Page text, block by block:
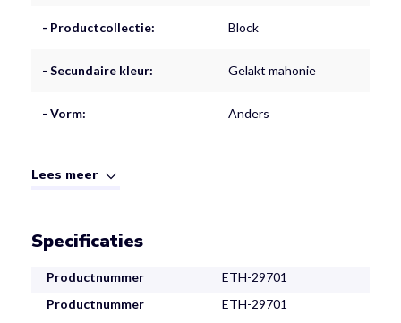
- Productcollectie: Block
- Secundaire kleur: Gelakt mahonie
- Vorm: Anders
Lees meer
Specificaties
Productnummer
ETH-29701
Productnummer
ETH-29701